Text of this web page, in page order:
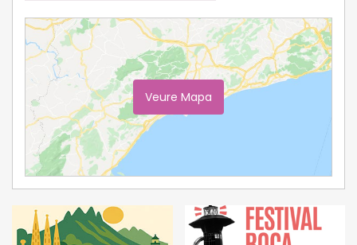
Veure Mapa